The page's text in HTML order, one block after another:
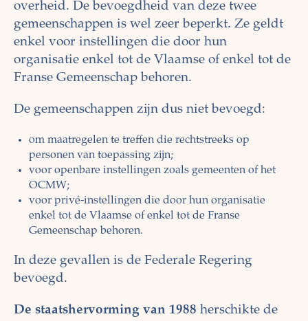
overheid. De bevoegdheid van deze twee
gemeenschappen is wel zeer beperkt. Ze geldt
enkel voor instellingen die door hun
organisatie enkel tot de Vlaamse of enkel tot de
Franse Gemeenschap behoren.
De gemeenschappen zijn dus niet bevoegd:
om maatregelen te treffen die rechtstreeks op
personen van toepassing zijn;
voor openbare instellingen zoals gemeenten of het
OCMW;
voor privé-instellingen die door hun organisatie
enkel tot de Vlaamse of enkel tot de Franse
Gemeenschap behoren.
In deze gevallen is de Federale Regering
bevoegd.
De staatshervorming van 1988 herschikte de